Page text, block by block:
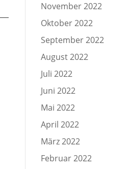
November 2022
Oktober 2022
September 2022
August 2022
Juli 2022
Juni 2022
Mai 2022
April 2022
März 2022
Februar 2022